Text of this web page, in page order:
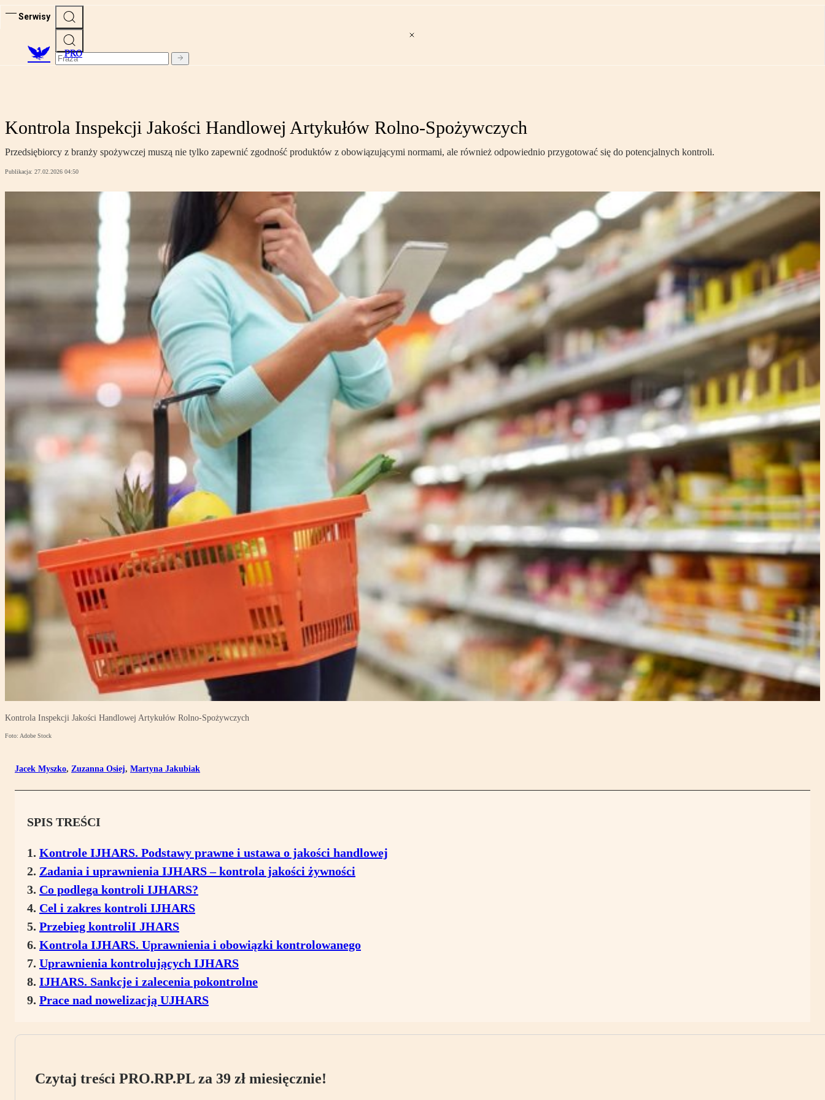
Serwisy
PRO
Kontrola Inspekcji Jakości Handlowej Artykułów Rolno-Spożywczych
Przedsiębiorcy z branży spożywczej muszą nie tylko zapewnić zgodność produktów z obowiązującymi normami, ale również odpowiednio przygotować się do potencjalnych kontroli.
Publikacja: 27.02.2026 04:50
Kontrola Inspekcji Jakości Handlowej Artykułów Rolno-Spożywczych
Foto: Adobe Stock
Jacek Myszko, Zuzanna Osiej, Martyna Jakubiak
SPIS TREŚCI
Kontrole IJHARS. Podstawy prawne i ustawa o jakości handlowej
Zadania i uprawnienia IJHARS – kontrola jakości żywności
Co podlega kontroli IJHARS?
Cel i zakres kontroli IJHARS
Przebieg kontroliI JHARS
Kontrola IJHARS. Uprawnienia i obowiązki kontrolowanego
Uprawnienia kontrolujących IJHARS
IJHARS. Sankcje i zalecenia pokontrolne
Prace nad nowelizacją UJHARS
Czytaj treści PRO.RP.PL za 39 zł miesięcznie!